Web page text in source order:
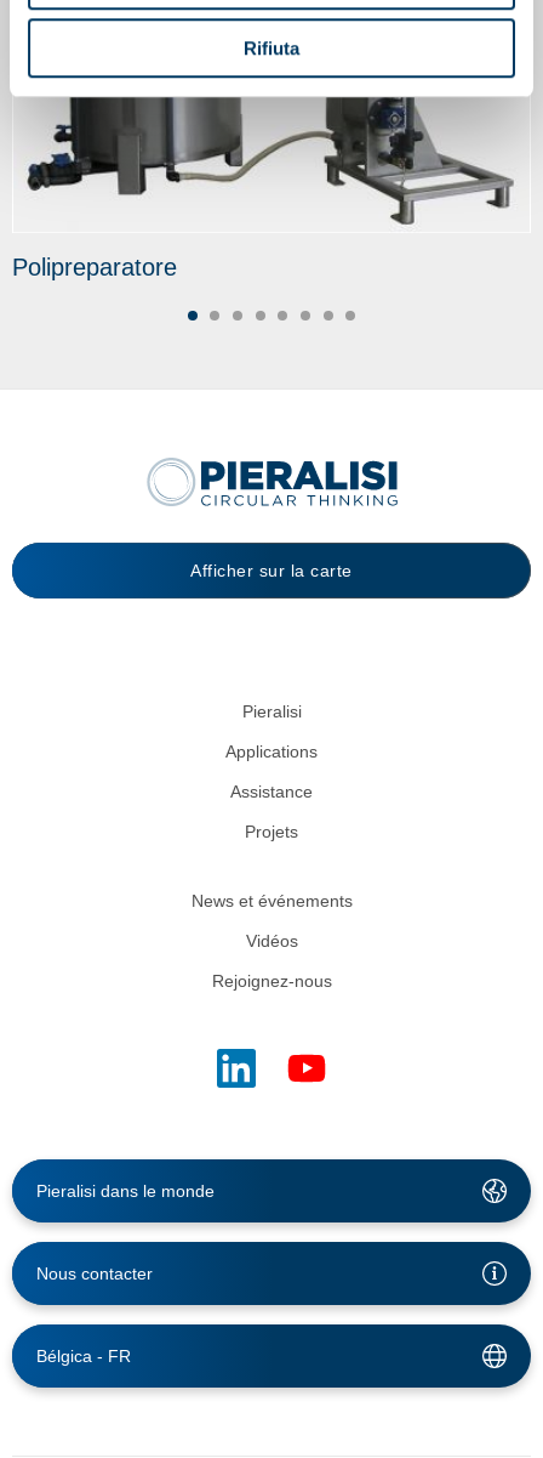
Rifiuta
Polipreparatore
Afficher sur la carte
Pieralisi
Applications
Assistance
Projets
News et événements
Vidéos
Rejoignez-nous
Pieralisi dans le monde
Nous contacter
Bélgica - FR